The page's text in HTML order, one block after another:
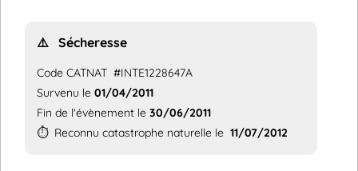
⚠️ Sécheresse
Code CATNAT #INTE1228647A
Survenu le 01/04/2011
Fin de l'évènement le 30/06/2011
⏱️ Reconnu catastrophe naturelle le 11/07/2012